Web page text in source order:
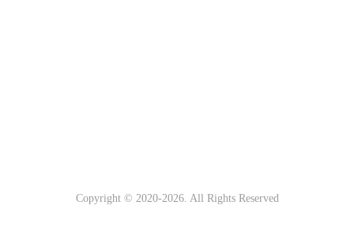
Copyright © 2020-2026. All Rights Reserved